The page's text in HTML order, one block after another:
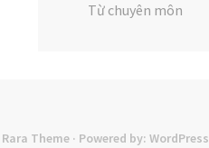
Từ chuyên môn
Rara Theme· Powered by: WordPress